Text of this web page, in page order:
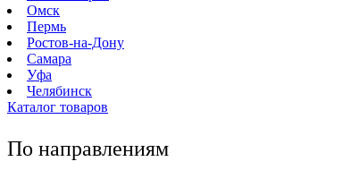
Омск
Пермь
Ростов-на-Дону
Самара
Уфа
Челябинск
Каталог товаров
По направлениям